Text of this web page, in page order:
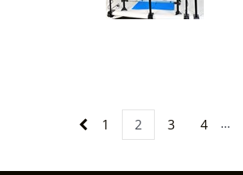
1 2 3 4 ...